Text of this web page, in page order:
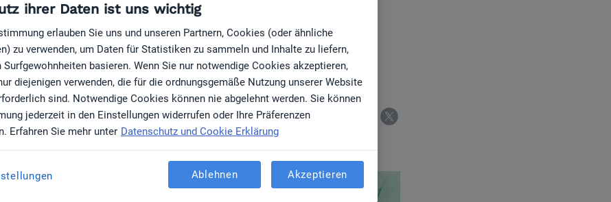
Geflüchtete aus der
Helfen Sie mit!
ihrer Daten ist uns wichtig
erlauben Sie uns und unseren Partnern, Cookies (oder ähnliche
zu verwenden, um Daten für Statistiken zu sammeln und Inhalte zu liefern,
Surfgewohnheiten basieren. Wenn Sie nur notwendige Cookies akzeptieren,
diejenigen verwenden, die für die ordnungsgemäße Nutzung unserer Website
sind. Notwendige Cookies können nie abgelehnt werden. Sie können
jederzeit in den Einstellungen widerrufen oder Ihre Präferenzen
Erfahren Sie mehr unter Datenschutz und Cookie Erklärung
Ablehnen Akzeptieren